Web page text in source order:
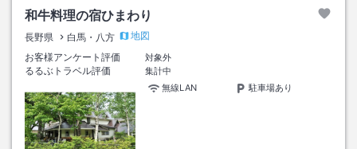
和牛料理の宿ひまわり
長野県 白馬・八方
地図
お客様アンケート評価
対象外
るるぶトラベル評価
集計中
無線LAN
駐車場あり